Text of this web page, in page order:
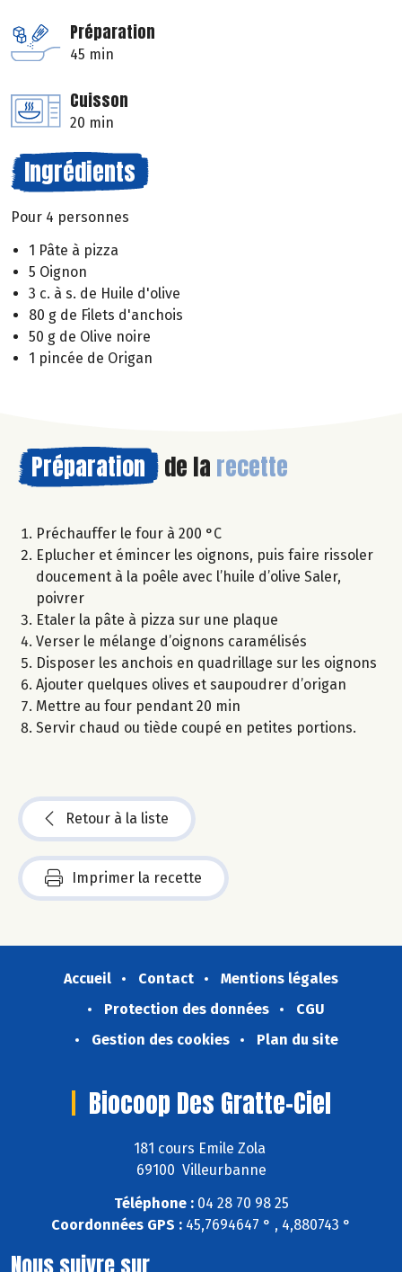
Préparation
45 min
Cuisson
20 min
Ingrédients
Pour 4 personnes
1 Pâte à pizza
5 Oignon
3 c. à s. de Huile d'olive
80 g de Filets d'anchois
50 g de Olive noire
1 pincée de Origan
Préparation de la recette
Préchauffer le four à 200 °C
Eplucher et émincer les oignons, puis faire rissoler
doucement à la poêle avec l’huile d’olive Saler,
poivrer
Etaler la pâte à pizza sur une plaque
Verser le mélange d’oignons caramélisés
Disposer les anchois en quadrillage sur les oignons
Ajouter quelques olives et saupoudrer d’origan
Mettre au four pendant 20 min
Servir chaud ou tiède coupé en petites portions.
Retour à la liste
Imprimer la recette
Accueil Contact
Mentions légales
Protection des données
CGU
Gestion des cookies
Plan du site
Biocoop Des Gratte-Ciel
181 cours Emile Zola
69100 Villeurbanne
Téléphone :04 28 70 98 25
Coordonnées GPS : 45,7694647 ° , 4,880743 °